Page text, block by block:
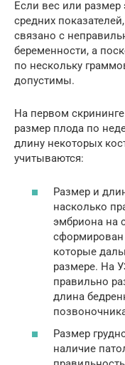
Если вес или
средних
связано с
беременности, а
по нескольку
допустимы.
На первом
размер плода по
длину некоторых
учитываются:
Размер и
насколько
эмбриона на
сформирован
которые
размере. На
правильно
длина
Размер
наличие